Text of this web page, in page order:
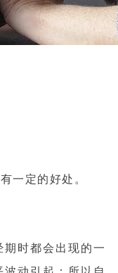
一定的好处。
期时都会出现的一